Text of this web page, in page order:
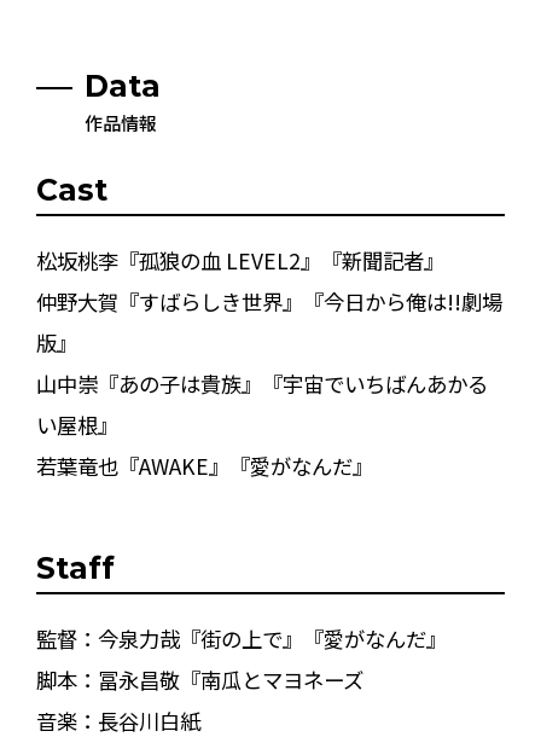
Data
作品情報
Cast
松坂桃李『孤狼の血 LEVEL2』『新聞記者』
仲野大賀『すばらしき世界』『今日から俺は!!劇場
版』
山中崇『あの子は貴族』『宇宙でいちばんあかる
い屋根』
若葉竜也『AWAKE』『愛がなんだ』
Staff
監督：今泉力哉『街の上で』『愛がなんだ』
脚本：冨永昌敬『南瓜とマヨネーズ
音楽：長谷川白紙